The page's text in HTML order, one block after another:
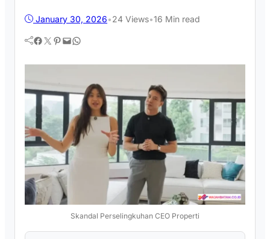
January 30, 2026•24 Views•16 Min read
Facebook Twitter Pinterest Mail WhatsApp
Skandal Perselingkuhan CEO Properti